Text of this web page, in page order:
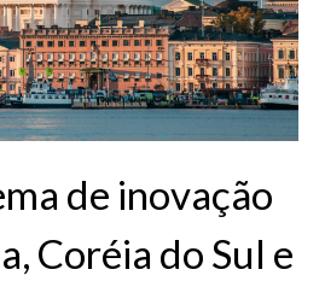
de inovação
Coréia do Sul e